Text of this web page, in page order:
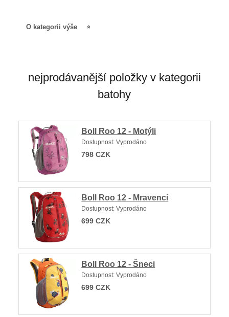
O kategorii výše
nejprodávanější položky v kategorii
batohy
Boll Roo 12 - Motýli
Dostupnost:Vyprodáno
798CZK
Boll Roo 12 - Mravenci
Dostupnost:Vyprodáno
699CZK
Boll Roo 12 - Šneci
Dostupnost:Vyprodáno
699CZK